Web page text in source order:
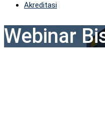
Akreditasi
Webinar